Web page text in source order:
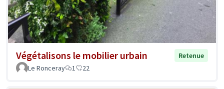
Végétalisons le mobilier urbain
Retenue
Le Ronceray
1 22